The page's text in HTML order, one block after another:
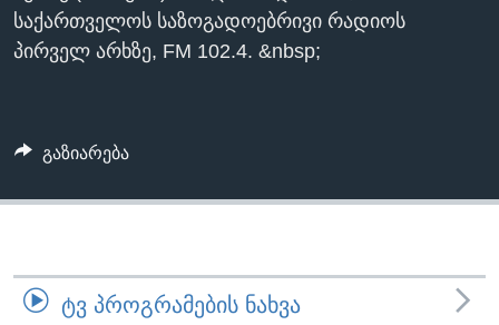
ᲙᲣᲚᲢᲣᲠᲐ
ᲒᲐᲚᲘᲚᲔᲝ
ენები
საქართველოს საზოგადოებრივი რადიოს
პირველ არხზე, FM 102.4. &nbsp;
გაზიარება
ᲢᲕ ᲞᲠᲝᲒᲠᲐᲛᲔᲑᲘᲡ ᲜᲐᲮᲕᲐ